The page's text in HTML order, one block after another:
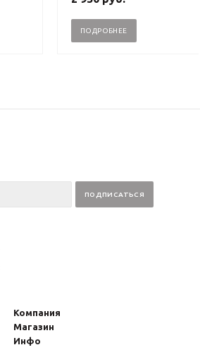
ПОДРОБНЕЕ
Компания
Магазин
Инфо